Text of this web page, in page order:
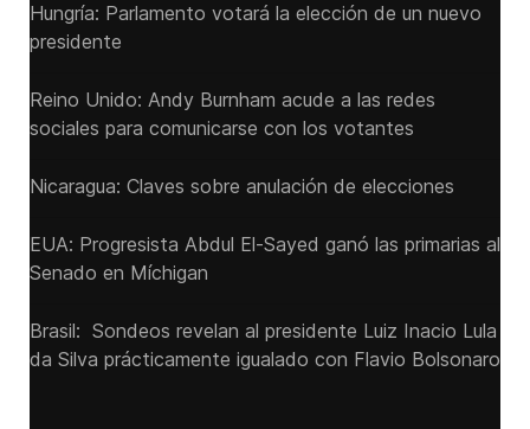
Hungría: Parlamento votará la elección de un nuevo
presidente
Reino Unido: Andy ‌Burnham acude a las redes
sociales para comunicarse con los votantes
Nicaragua: Claves sobre anulación de elecciones
EUA: Progresista Abdul El-Sayed ganó las primarias al
Senado ‌en Míchigan
Brasil: Sondeos revelan al presidente Luiz Inacio Lula
da Silva prácticamente igualado con Flavio Bolsonaro